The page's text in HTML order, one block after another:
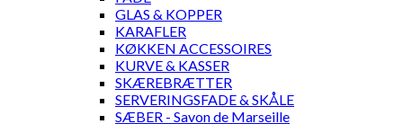
GLAS & KOPPER
KARAFLER
KØKKEN ACCESSOIRES
KURVE & KASSER
SKÆREBRÆTTER
SERVERINGSFADE & SKÅLE
SÆBER - Savon de Marseille